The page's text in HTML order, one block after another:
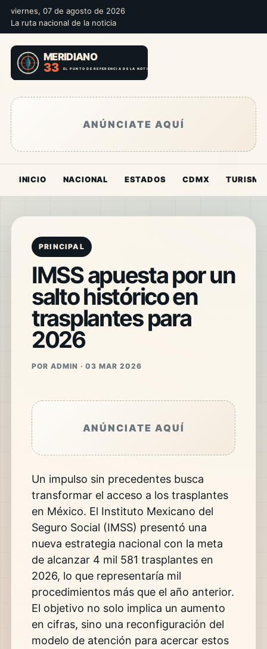
viernes, 07 de agosto de 2026
La ruta nacional de la noticia
ANÚNCIATE AQUÍ
INICIO NACIONAL ESTADOS CDMX TURISMO
PRINCIPAL
IMSS apuesta por un
salto histórico en
trasplantes para
2026
POR ADMIN · 03 MAR 2026
ANÚNCIATE AQUÍ
Un impulso sin precedentes busca
transformar el acceso a los trasplantes
en México. El Instituto Mexicano del
Seguro Social (IMSS) presentó una
nueva estrategia nacional con la meta
de alcanzar 4 mil 581 trasplantes en
2026, lo que representaría mil
procedimientos más que el año anterior.
El objetivo no solo implica un aumento
en cifras, sino una reconfiguración del
modelo de atención para acercar estos